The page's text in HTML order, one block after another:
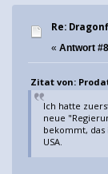
Re:
« Antwort
Zitat von:
Ich hatte
neue
bekommt, das
USA.